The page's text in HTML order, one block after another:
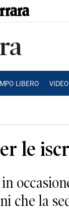
LIBERO VIDEO
le
che la